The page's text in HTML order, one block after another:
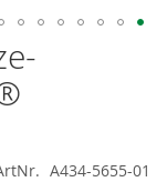
A434-5655-01